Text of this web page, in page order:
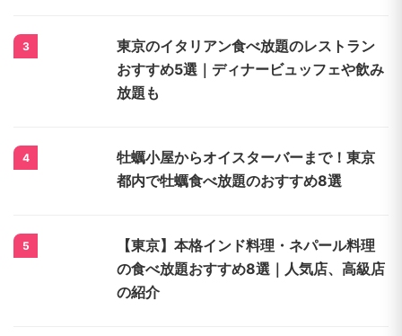
3
東京のイタリアン食べ放題のレストラン
おすすめ5選｜ディナービュッフェや飲み
放題も
4
牡蠣小屋からオイスターバーまで！東京
都内で牡蠣食べ放題のおすすめ8選
5
【東京】本格インド料理・ネパール料理
の食べ放題おすすめ8選｜人気店、高級店
の紹介